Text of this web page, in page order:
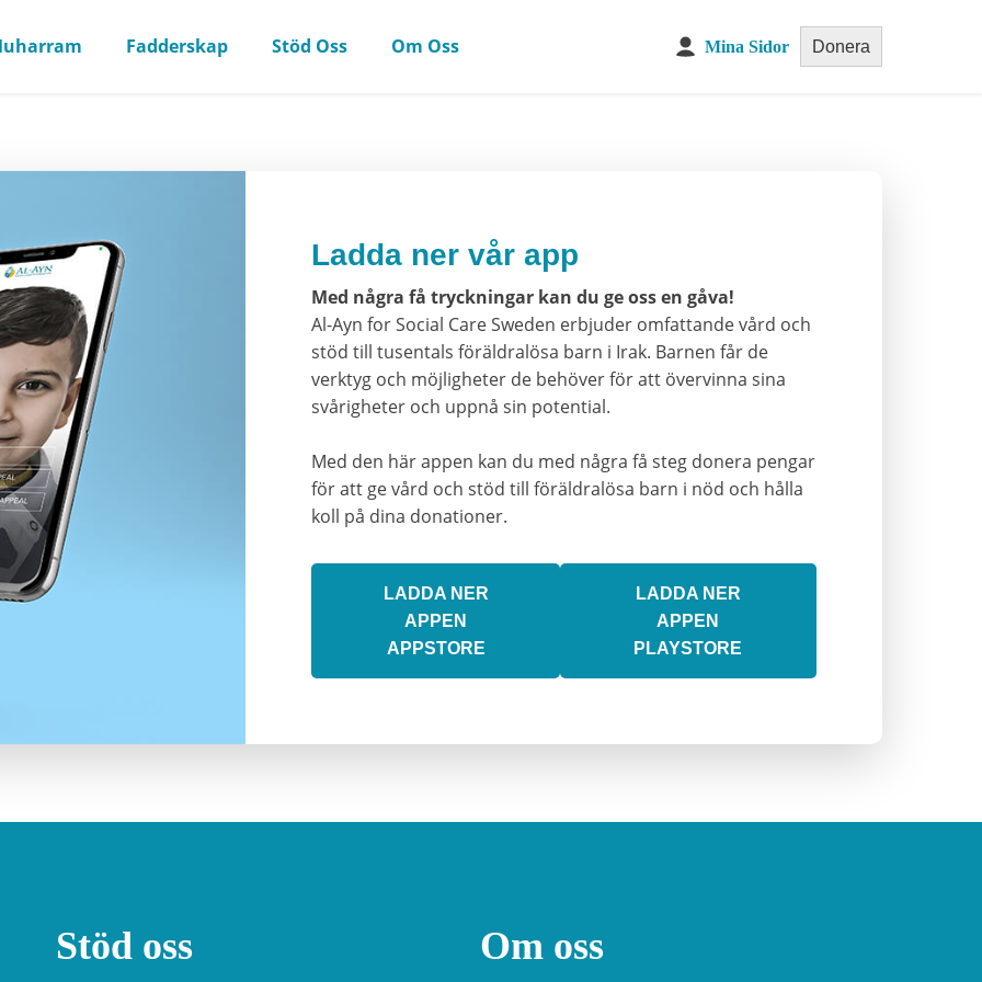
Fadderskap Stöd Oss Om Oss Mina Sidor Donera
Ladda ner vår app
Med några få tryckningar kan du ge oss en gåva!
Al-Ayn for Social Care Sweden erbjuder omfattande vård och
stöd till tusentals föräldralösa barn i Irak. Barnen får de
verktyg och möjligheter de behöver för att övervinna sina
svårigheter och uppnå sin potential.
Med den här appen kan du med några få steg donera pengar
för att ge vård och stöd till föräldralösa barn i nöd och hålla
koll på dina donationer.
LADDA NER
APPEN
APPSTORE
LADDA NER
APPEN
PLAYSTORE
Stöd oss Om oss